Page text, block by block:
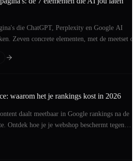
die ChatGPT, Perplexity en Google AI
Zeven concrete elementen, met de meetset
waarom het je rankings kost in 2026
daalt meetbaar in Google rankings na de
Ontdek hoe je je webshop beschermt tegen